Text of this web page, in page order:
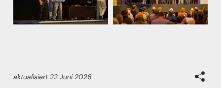
aktualisiert 22 Juni 2026